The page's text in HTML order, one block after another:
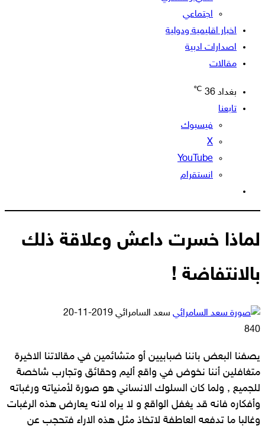
اجتماعي
اخبار اقليمية ودولية
اصدارات ادبية
مقالات
بغداد 36
℃
تابعنا
فيسبوك
‫X
‫YouTube
انستقرام
المظلم
لماذا خسرت داعش وعلاقة ذلك
بالانتفاضة !
سعد السامرائي أرسل
2019-11-20
840
يصفنا البعض باننا ضبابيين أو متشائمين في مقالاتنا الاخيرة
متغافلين أننا نخوض في واقع أليم وحقائق وتجارب شاخصة
للجميع , ولما كان السلوك الانساني هو صورة لأمنياته ورغباته
وأفكاره فانه قد يغفل الواقع و لا يراه لانه يعارض هذه الرغبات
وغالبا ما تدفعه العاطفة لاتخاذ مثل هذه الاراء فتحجب عن